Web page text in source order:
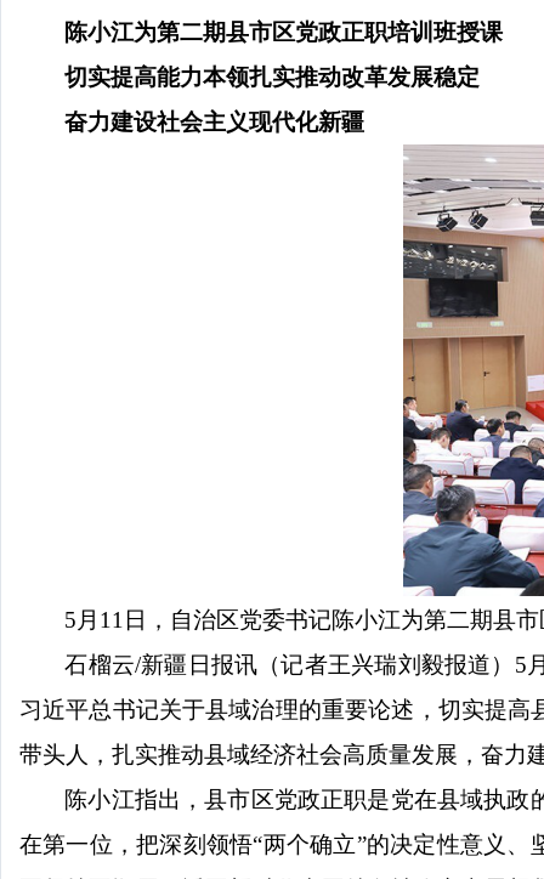
陈小江为第二期县市区党政正职培训班授课
切实提高能力本领扎实推动改革发展稳定
奋力建设社会主义现代化新疆
5月11日，自治区党委书记陈小江为第二期县
石榴云/新疆日报讯（记者王兴瑞刘毅报道）5
习近平总书记关于县域治理的重要论述，切实提
带头人，扎实推动县域经济社会高质量发展，奋力
陈小江指出，县市区党政正职是党在县域执
在第一位，把深刻领悟“两个确立”的决定性意义